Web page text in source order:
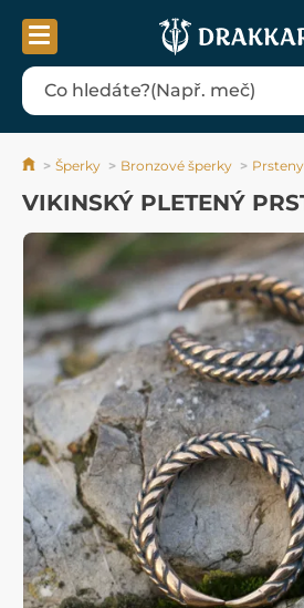
Šperky Bronzové šperky Prsteny
VIKINSKÝ PLETENÝ